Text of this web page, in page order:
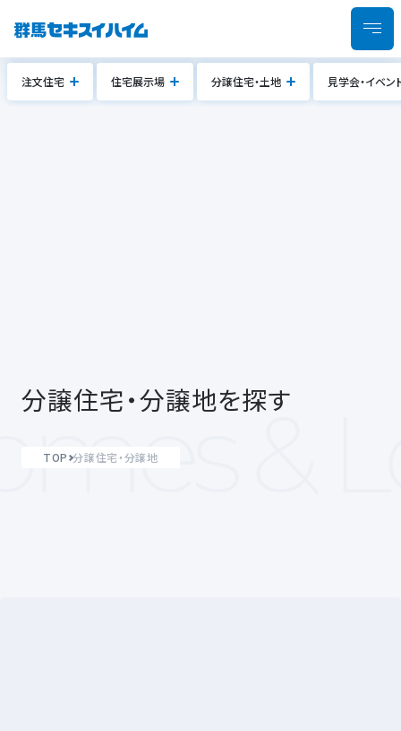
注文住宅 住宅展示場 分譲住宅・土地 見学会・イベン
分譲住宅・分譲地を探す
TOP 分譲住宅・分譲地 &